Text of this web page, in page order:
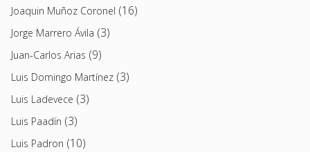
Joaquin Muñoz Coronel (16)
Jorge Marrero Ávila (3)
Juan-Carlos Arias (9)
Luis Domingo Martínez (3)
Luis Ladevece (3)
Luis Paadín (3)
Luis Padron (10)